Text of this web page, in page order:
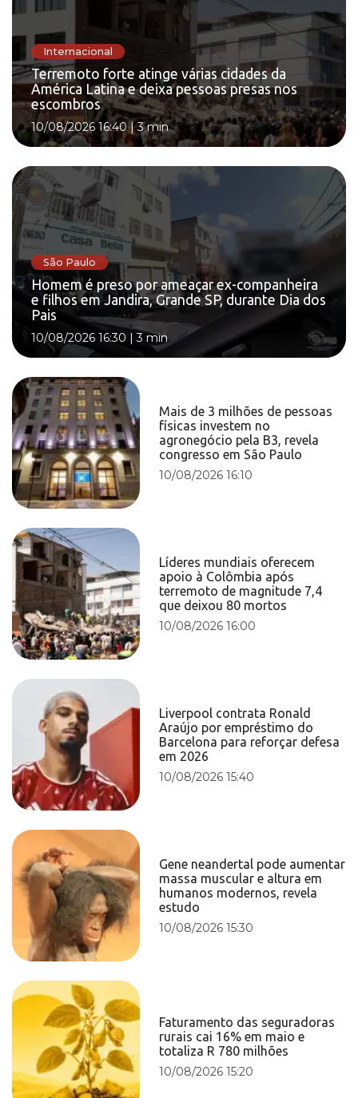
Internacional
Terremoto forte atinge várias cidades da
América Latina e deixa pessoas presas nos
escombros
10/08/2026 16:40|3 min
São Paulo
Homem é preso por ameaçar ex-companheira
e filhos em Jandira, Grande SP, durante Dia dos
Pais
10/08/2026 16:30 |3 min
Mais de 3 milhões de pessoas
físicas investem no
agronegócio pela B3, revela
congresso em São Paulo
10/08/2026 16:10
Líderes mundiais oferecem
apoio à Colômbia após
terremoto de magnitude 7,4
que deixou 80 mortos
10/08/2026 16:00
Liverpool contrata Ronald
Araújo por empréstimo do
Barcelona para reforçar defesa
em 2026
10/08/2026 15:40
Gene neandertal pode aumentar
massa muscular e altura em
humanos modernos, revela
estudo
10/08/2026 15:30
Faturamento das seguradoras
rurais cai 16% em maio e
totaliza R 780 milhões
10/08/2026 15:20